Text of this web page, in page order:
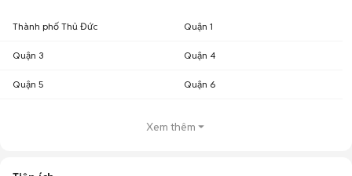
Thành phố Thủ Đức Quận 1
Quận 3 Quận 4
Quận 5 Quận 6
Xem thêm